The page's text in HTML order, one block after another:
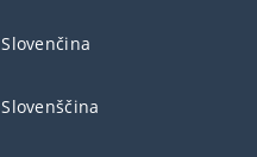
Slovenčina
Slovenščina